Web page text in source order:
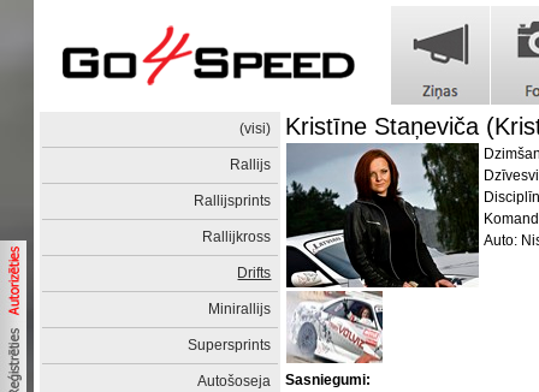
(visi)
Rallijs
Rallijsprints
Rallijkross
Drifts
Minirallijs
Supersprints
Autošoseja
Kristīne Staņeviča
Auto:
Sasniegumi: